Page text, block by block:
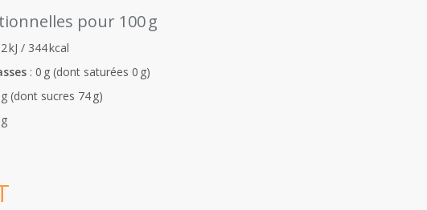
pour 100 g
kJ / 344 kcal
: 0 g (dont saturées 0 g)
g (dont sucres 74 g)